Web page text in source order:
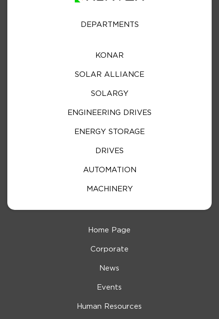
DEPARTMENTS
KONAR
SOLAR ALLIANCE
SOLARGY
ENGINEERING DRIVES
ENERGY STORAGE
DRIVES
AUTOMATION
MACHINERY
Home Page
Corporate
News
Events
Human Resources